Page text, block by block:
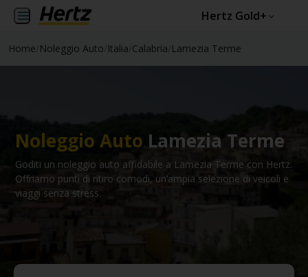
Hertz Gold+
Home Noleggio Auto Italia Calabria Lamezia Terme
Noleggio Auto Lamezia Terme
Goditi un noleggio auto affidabile a Lamezia Terme con Hertz.
Offriamo punti di ritiro comodi, un’ampia selezione di veicoli e
viaggi senza stress.